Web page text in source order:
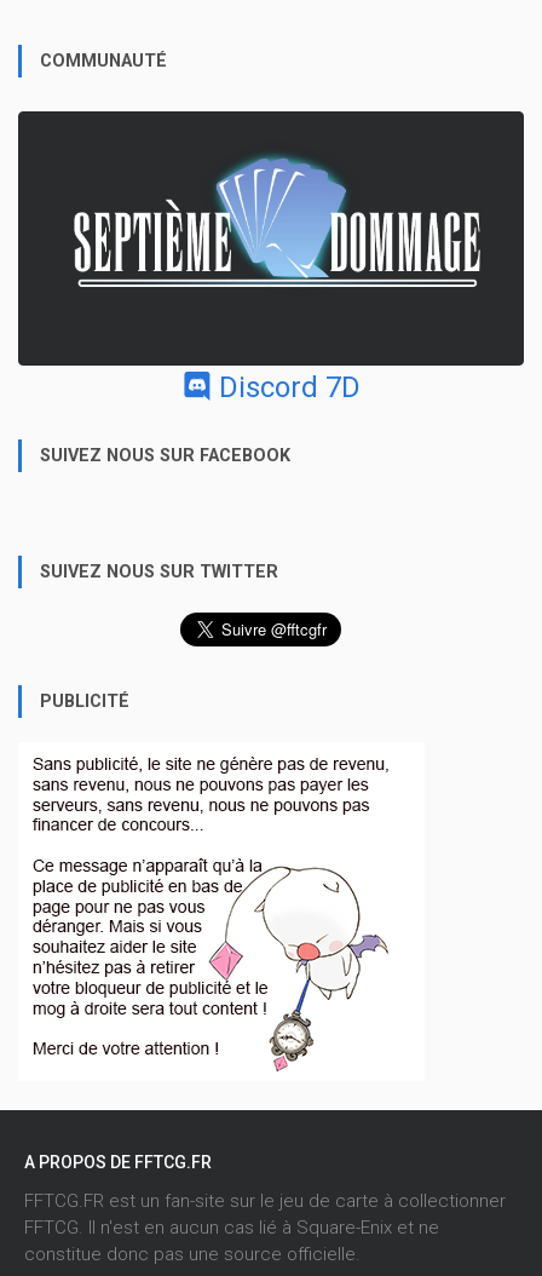
COMMUNAUTÉ
Discord 7D
SUIVEZ NOUS SUR FACEBOOK
SUIVEZ NOUS SUR TWITTER
PUBLICITÉ
A PROPOS DE FFTCG.FR
FFTCG.FR est un fan-site sur le jeu de carte à collectionner
FFTCG. Il n'est en aucun cas lié à Square-Enix et ne
constitue donc pas une source officielle.